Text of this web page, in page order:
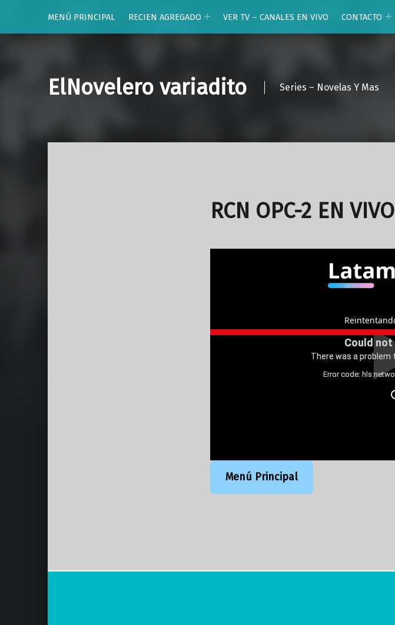
MENÚ PRINCIPAL
RECIEN AGREGADO VER TV – CANALES EN VIVO CONTACTO
ElNovelero variadito Series – Novelas Y Mas
RCN OPC-2 EN VIVO
Menú Principal
Navegación de entradas